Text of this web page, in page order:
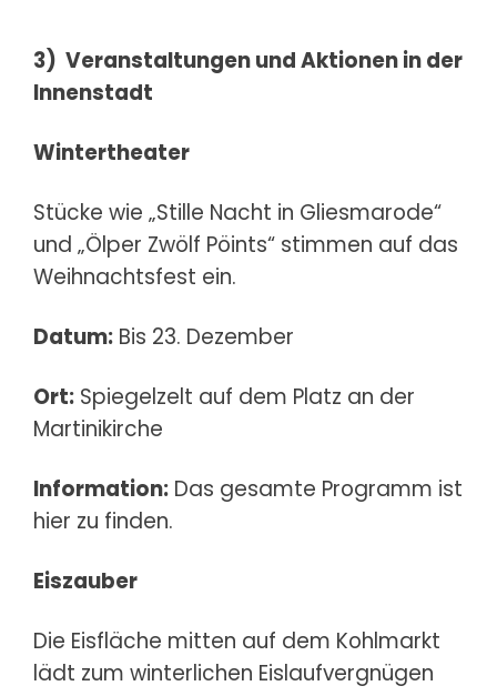
3) Veranstaltungen und Aktionen in der
Innenstadt
Wintertheater
Stücke wie „Stille Nacht in Gliesmarode“
und „Ölper Zwölf Pöints“ stimmen auf das
Weihnachtsfest ein.
Datum: Bis 23. Dezember
Ort: Spiegelzelt auf dem Platz an der
Martinikirche
Information: Das gesamte Programm ist
hier zu finden.
Eiszauber
Die Eisfläche mitten auf dem Kohlmarkt
lädt zum winterlichen Eislaufvergnügen